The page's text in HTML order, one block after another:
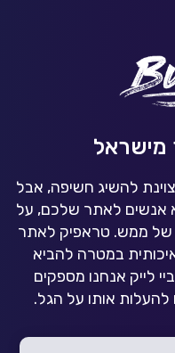
מישראל
להשיג חשיפה, אבל
אנשים לאתר שלכם, על
של ממש. טראפיק לאתר
במטרה להביא
לייק אנחנו מספקים
אותו על הגל.